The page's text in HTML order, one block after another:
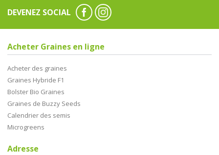
DEVENEZ SOCIAL
Acheter Graines en ligne
Acheter des graines
Graines Hybride F1
Bolster Bio Graines
Graines de Buzzy Seeds
Calendrier des semis
Microgreens
Adresse